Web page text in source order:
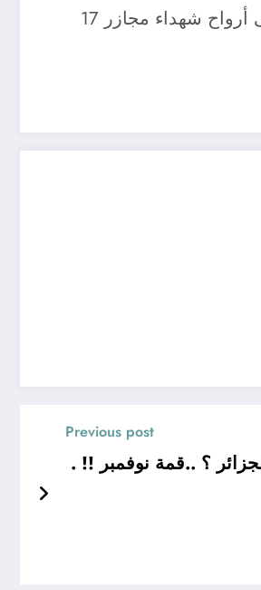
وقف رئيس الجمهورية, السيد عبد المجيد تبون , اليوم الاثنين، دقيقة صمت على الساعة ال11 , وقرأ فاتحة الكتاب ترحما على أرواح شهداء مجازر 17
Previous post
؟ ..قمة نوفمبر !! .